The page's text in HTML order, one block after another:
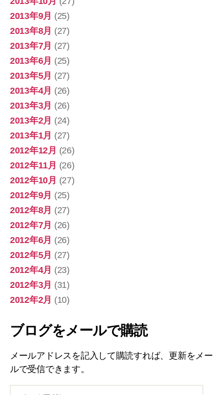
2013年9月 (25)
2013年8月 (27)
2013年7月 (27)
2013年6月 (25)
2013年5月 (27)
2013年4月 (26)
2013年3月 (26)
2013年2月 (24)
2013年1月 (27)
2012年12月 (26)
2012年11月 (26)
2012年10月 (27)
2012年9月 (25)
2012年8月 (27)
2012年7月 (26)
2012年6月 (26)
2012年5月 (27)
2012年4月 (23)
2012年3月 (31)
2012年2月 (10)
ブログをメールで購読
メールアドレスを記入して購読すれば、更新をメー
ルで受信できます。